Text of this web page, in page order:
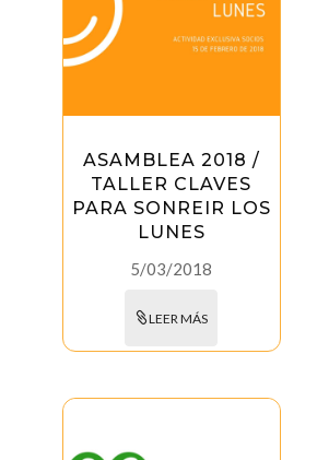
ASAMBLEA 2018 /
TALLER CLAVES
PARA SONREIR LOS
LUNES
5/03/2018
LEER MÁS